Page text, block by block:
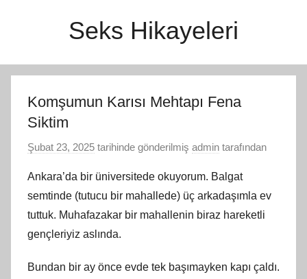
Seks Hikayeleri
Komşumun Karısı Mehtapı Fena
Siktim
Şubat 23, 2025 tarihinde gönderilmiş admin tarafından
Ankara’da bir üniversitede okuyorum. Balgat
semtinde (tutucu bir mahallede) üç arkadaşımla ev
tuttuk. Muhafazakar bir mahallenin biraz hareketli
gençleriyiz aslında.
Bundan bir ay önce evde tek başımayken kapı çaldı.